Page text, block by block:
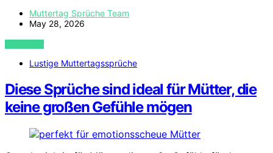
Muttertag Sprüche Team
May 28, 2026
VIEW POST
Lustige Muttertagssprüche
Diese Sprüche sind ideal für Mütter, die
keine großen Gefühle mögen